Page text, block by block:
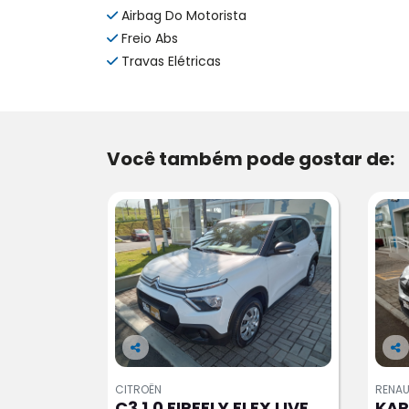
Airbag Do Motorista
Freio Abs
Travas Elétricas
Você também pode gostar de:
Co
pa
CITROËN
Co
pa